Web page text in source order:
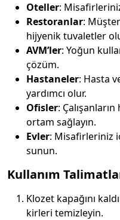
Oteller:
Restoranlar:
hijyenik tuvaletler
AVM’ler: Yoğun
çözüm.
Hastaneler: Hasta
yardımcı olur.
Ofisler:
ortam sağlayın.
Evler: Misafirleriniz
sunun.
Kullanım
Klozet kapağını
kirleri temizleyin.